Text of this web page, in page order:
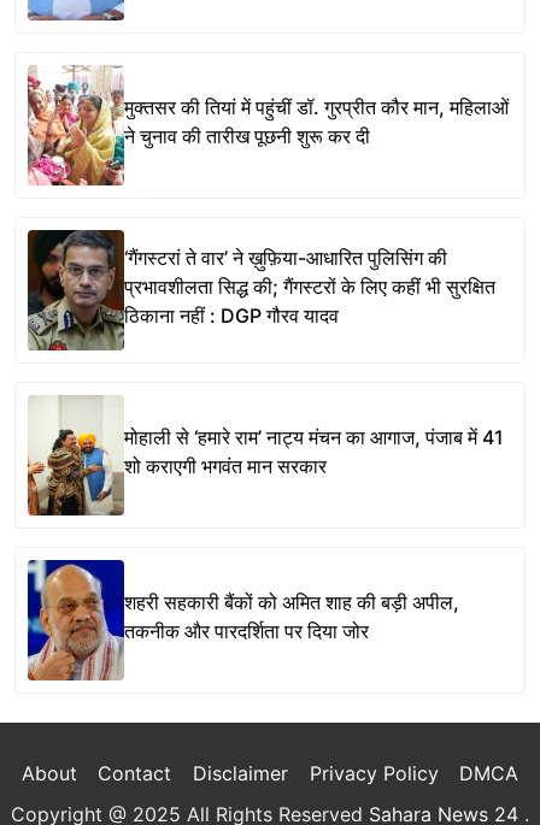
मुक्तसर की तियां में पहुंचीं डॉ. गुरप्रीत कौर मान, महिलाओं
ने चुनाव की तारीख पूछनी शुरू कर दी
‘गैंगस्टरां ते वार’ ने ख़ुफ़िया-आधारित पुलिसिंग की
प्रभावशीलता सिद्ध की; गैंगस्टरों के लिए कहीं भी सुरक्षित
ठिकाना नहीं : DGP गौरव यादव
मोहाली से ‘हमारे राम’ नाट्य मंचन का आगाज, पंजाब में 41
शो कराएगी भगवंत मान सरकार
शहरी सहकारी बैंकों को अमित शाह की बड़ी अपील,
तकनीक और पारदर्शिता पर दिया जोर
About Contact Disclaimer Privacy Policy
DMCA
Copyright @ 2025 All Rights Reserved Sahara News 24 .